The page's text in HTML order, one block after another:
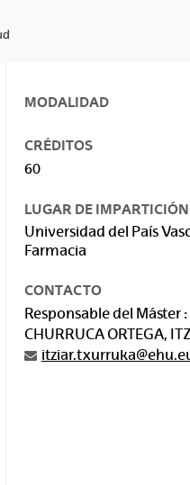
MODALIDAD
CRÉDITOS
60
LUGAR DE IMPARTICIÓN
Universidad del País
Farmacia
CONTACTO
Responsable del Máster :
CHURRUCA ORTEGA,